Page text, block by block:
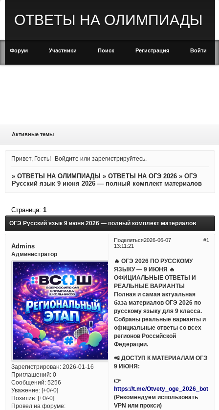
ОТВЕТЫ НА ОЛИМПИАДЫ
Форум Участники Поиск Регистрация Войти
Активные темы
Привет, Гость! Войдите илизарегистрируйтесь
» ОТВЕТЫ НА ОЛИМПИАДЫ » ОТВЕТЫ НА ОГЭ 2026 » ОГЭ
Русский язык 9 июня 2026 — полный комплект материалов
ОГЭ Русский язык 9 июня 2026 — полный комплект материалов
Страница: 1
Поделиться 1
2026-06-07
13:11:21
Admins
Администратор
Зарегистрирован: 2026-01-16
Приглашений:0
Сообщений:5256
Уважение: [+0/-0]
Позитив: [+0/-0]
Провел на форуме:
🔥 ОГЭ 2026 ПО РУССКОМУ
ЯЗЫКУ — 9 ИЮНЯ 🔥
ОФИЦИАЛЬНЫЕ ОТВЕТЫ И
РЕАЛЬНЫЕ ВАРИАНТЫ
Полная и самая актуальная
база материалов ОГЭ 2026 по
русскому языку для 9 класса.
Собраны реальные варианты и
официальные ответы со всех
регионов Российской
Федерации.
📲 ДОСТУП К МАТЕРИАЛАМ ОГЭ
9 ИЮНЯ:
👉
https://t.me/Otvety_oge_2026_bot
(Рекомендуем использовать
VPN или прокси)